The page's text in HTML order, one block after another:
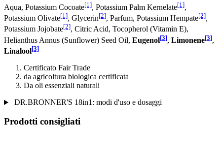
Aqua, Potassium Cocoate[1], Potassium Palm Kernelate[1],
Potassium Olivate[1], Glycerin[2], Parfum, Potassium Hempate[2],
Potassium Jojobate[2], Citric Acid, Tocopherol (Vitamin E),
Helianthus Annus (Sunflower) Seed Oil, Eugenol[3], Limonene[3],
Linalool[3]
Certificato Fair Trade
da agricoltura biologica certificata
Da oli essenziali naturali
DR.BRONNER'S 18in1: modi d'uso e dosaggi
Prodotti consigliati